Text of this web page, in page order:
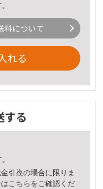
料について
れる
する
引換の場合に限りま
こちら をご確認くだ